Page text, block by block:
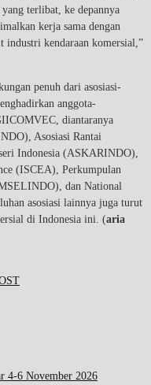
terlibat, ke depannya
kerja sama dengan
industri kendaraan komersial,”
penuh dari asosiasi-
anggota-
diantaranya
Asosiasi Rantai
Indonesia (ASKARINDO),
(ISCEA), Perkumpulan
dan National
asosiasi lainnya juga turut
di Indonesia ini. (aria
4-6 November 2026